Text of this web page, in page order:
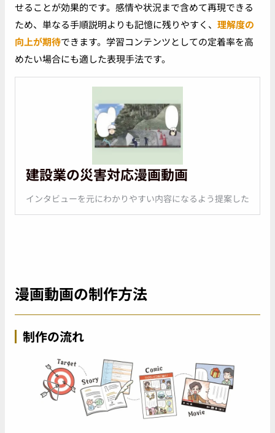
せることが効果的です。感情や状況まで含めて再現できる
ため、単なる手順説明よりも記憶に残りやすく、 理解度の
向上が期待できます。学習コンテンツとしての定着率を高
めたい場合にも適した表現手法です。
建設業の災害対応漫画動画
インタビューを元にわかりやすい内容になるよう提案した
漫画動画の制作方法
制作の流れ